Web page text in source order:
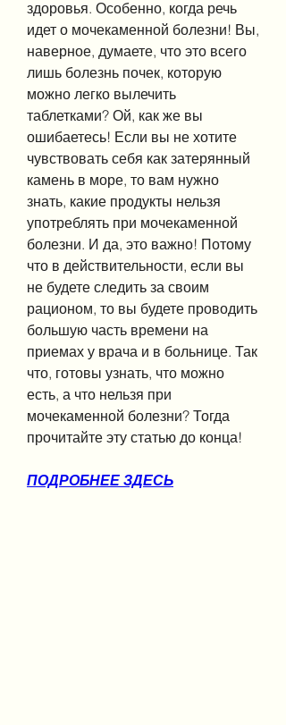
здоровья. Особенно, когда речь
идет о мочекаменной болезни! Вы,
наверное, думаете, что это всего
лишь болезнь почек, которую
можно легко вылечить
таблетками? Ой, как же вы
ошибаетесь! Если вы не хотите
чувствовать себя как затерянный
камень в море, то вам нужно
знать, какие продукты нельзя
употреблять при мочекаменной
болезни. И да, это важно! Потому
что в действительности, если вы
не будете следить за своим
рационом, то вы будете проводить
большую часть времени на
приемах у врача и в больнице. Так
что, готовы узнать, что можно
есть, а что нельзя при
мочекаменной болезни? Тогда
прочитайте эту статью до конца!
ПОДРОБНЕЕ ЗДЕСЬ